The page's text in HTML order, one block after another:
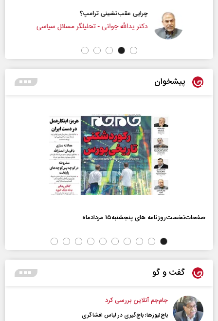
چرایی عقب‌نشینی ترامپ؟
دکتر یدالله جوانی - تحلیلگر مسائل سیاسی
پیشخوان
صفحات‌نخست‌روزنامه ها‌ی پنجشنبه‌۱۵ مردادماه
گفت و گو
جام‌جم آنلاین بررسی کرد
باج‌نیوزها؛ باج‌گیری در لباس افشاگری